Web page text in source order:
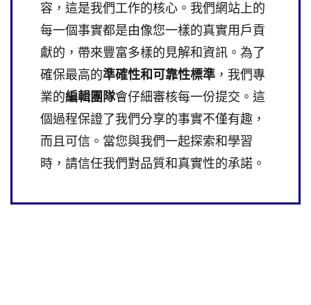
容，這是我們工作的核心。我們網站上的
每一個事實都是由像您一樣的真實用戶貢
獻的，帶來豐富多樣的見解和資訊。為了
確保最高的準確性和可靠性標準 ，我們專
業的編輯團隊會仔細審核每一份提交。這
個過程保證了我們分享的事實不僅有趣，
而且可信。當您與我們一起探索和學習
時，請信任我們對品質和真實性的承諾。